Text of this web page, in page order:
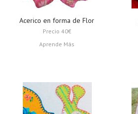
Acerico en forma de Flor
Precio 40€
Aprende Más